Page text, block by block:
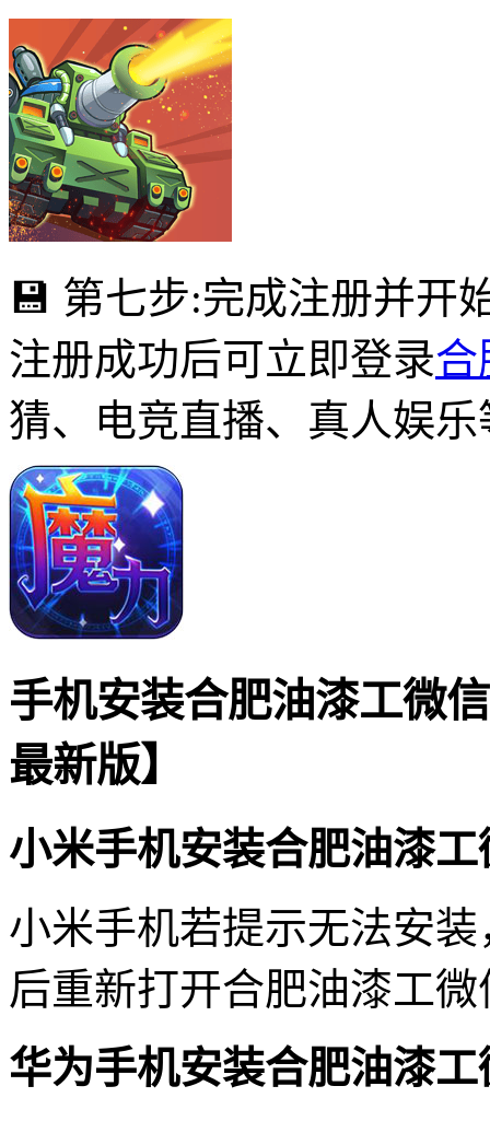
💾 第七步:完成注册并开
注册成功后可立即登录合
猜、电竞直播、真人娱
手机安装合肥油漆工微
最新版】
小米手机安装合肥油漆工
小米手机若提示无法安
后重新打开合肥油漆工
华为手机安装合肥油漆工